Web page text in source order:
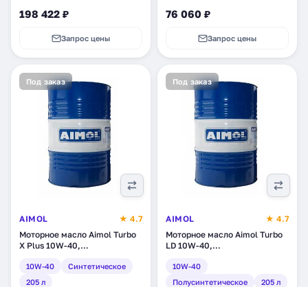
198 422 ₽
Запрос цены
76 060 ₽
Запрос цены
Под заказ
AIMOL
★ 4.7
Моторное масло Aimol Turbo
X Plus 10W-40,
10W-40
Синтетическое
205 л
Под заказ
AIMOL
★ 4.7
Моторное масло Aimol Turbo
LD 10W-40,
(34708)
10W-40
Полусинтетическое
205 л